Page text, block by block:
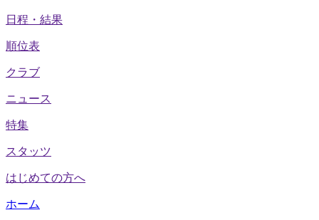
日程・結果
順位表
クラブ
ニュース
特集
スタッツ
はじめての方へ
ホーム